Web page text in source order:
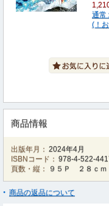
通常
(！
商品情報
出版年月： 2024年4月
ISBNコード： 978-4-522-
頁数・縦：
９５Ｐ ２８ｃｍ
商品の返品について